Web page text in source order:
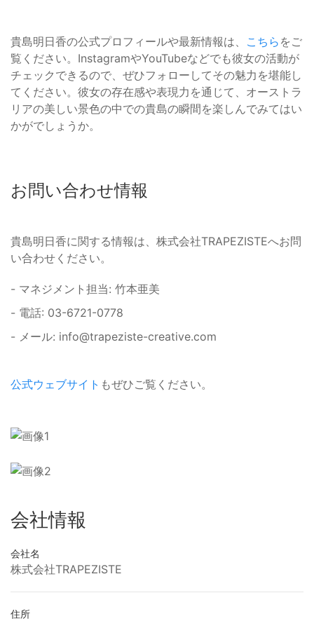
貴島明日香の公式プロフィールや最新情報は、 こちら をご
覧ください。InstagramやYouTubeなどでも彼女の活動が
チェックできるので、ぜひフォローしてその魅力を堪能し
てください。彼女の存在感や表現力を通じて、オーストラ
リアの美しい景色の中での貴島の瞬間を楽しんでみてはい
かがでしょうか。
お問い合わせ情報
貴島明日香に関する情報は、株式会社TRAPEZISTEへお問
い合わせください。
- マネジメント担当: 竹本亜美
- 電話: 03-6721-0778
- メール: info@trapeziste-creative.com
公式ウェブサイト もぜひご覧ください。
会社情報
会社名
株式会社TRAPEZISTE
住所